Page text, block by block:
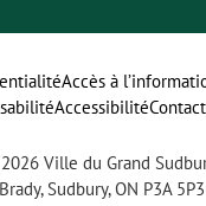
in
a
tab
us
on
us
on
Ville du Grand
Sudbury, ON P3A
Accès à
Accessibilité